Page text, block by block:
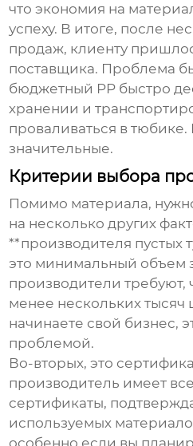
что экономия на
успеху. В итоге, после
продаж, клиенту
поставщика. Проблема
бюджетный PP быстро
хранении и
проваливаться в
значительные.
Критерии выбора
Помимо материала,
на несколько других
**производителя пустых
это минимальный объем
производители требуют,
менее нескольких тысяч
начинаете свой бизнес,
проблемой.
Во-вторых, это
производитель имеет
сертификаты,
используемых